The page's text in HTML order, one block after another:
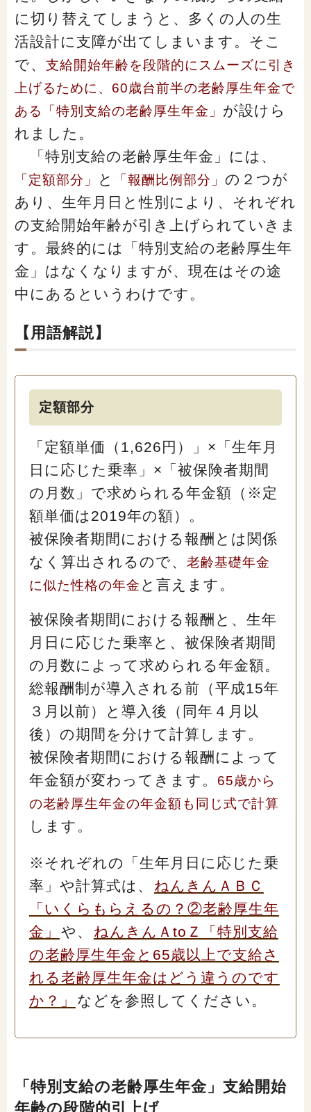
協会事業案内
プライバシーポリシー（個人情報保護方針）
閉じる
に切り替えてしまうと、多くの人の生
活設計に支障が出てしまいます。そこ
で、 支給開始年齢を段階的にスムーズに引き
上げるために、60歳台前半の老齢厚生年金で
ある「特別支給の老齢厚生年金」 が設けら
れました。
「特別支給の老齢厚生年金」には、
「定額部分」 と 「報酬比例部分」 の２つが
あり、生年月日と性別により、それぞれ
の支給開始年齢が引き上げられていきま
す。最終的には「特別支給の老齢厚生年
金」はなくなりますが、現在はその途
中にあるというわけです。
【用語解説】
定額部分
「定額単価（1,626円）」×「生年月
日に応じた乗率」×「被保険者期間
の月数」で求められる年金額（※定
額単価は2019年の額）。
被保険者期間における報酬とは関係
なく算出されるので、 老齢基礎年金
に似た性格の年金 と言えます。
被保険者期間における報酬と、生年
月日に応じた乗率と、被保険者期間
の月数によって求められる年金額。
総報酬制が導入される前（平成15年
３月以前）と導入後（同年４月以
後）の期間を分けて計算します。
被保険者期間における報酬によって
年金額が変わってきます。 65歳から
の老齢厚生年金の年金額も同じ式で計算
します。
※それぞれの「生年月日に応じた乗
率」や計算式は、
ねんきんＡＢＣ
「いくらもらえるの？②老齢厚生年
金」 や、
ねんきんＡtoＺ「特別支給
の老齢厚生年金と65歳以上で支給さ
れる老齢厚生年金はどう違うのです
か？」
などを参照してください。
「特別支給の老齢厚生年金」支給開始
年齢の段階的引上げ